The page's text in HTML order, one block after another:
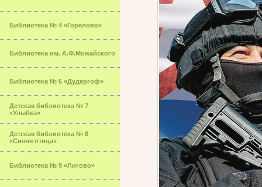
Библиотека № 4 «Горелово»
Библиотека им. А.Ф.Можайского
Библиотека № 6 «Дудергоф»
Детская библиотека № 7
«Улыбка»
Детская библиотека № 8
«Синяя птица»
Библиотека № 9 «Лигово»